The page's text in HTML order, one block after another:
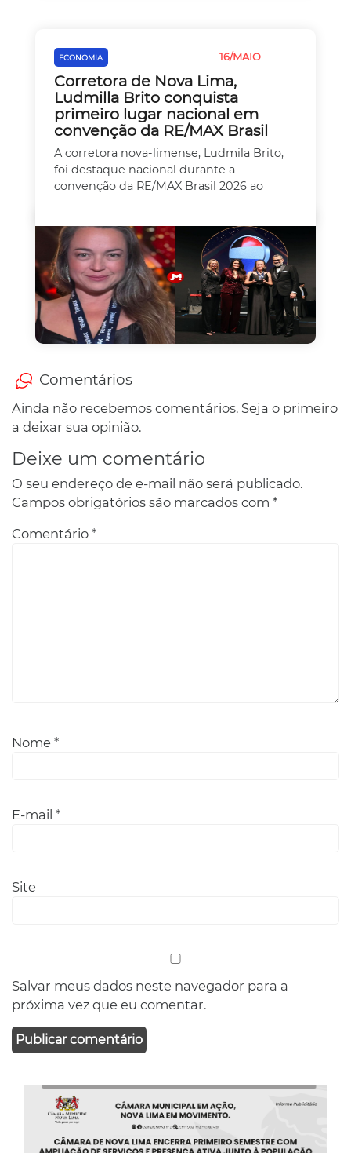
ECONOMIA 16/MAIO
Corretora de Nova Lima,
Ludmilla Brito conquista
primeiro lugar nacional em
convenção da RE/MAX Brasil
A corretora nova-limense, Ludmila Brito,
foi destaque nacional durante a
convenção da RE/MAX Brasil 2026 ao
Comentários
Ainda não recebemos comentários. Seja o primeiro
a deixar sua opinião.
Deixe um comentário
O seu endereço de e-mail não será publicado.
Campos obrigatórios são marcados com *
Comentário *
Nome *
E-mail *
Site
Salvar meus dados neste navegador para a
próxima vez que eu comentar.